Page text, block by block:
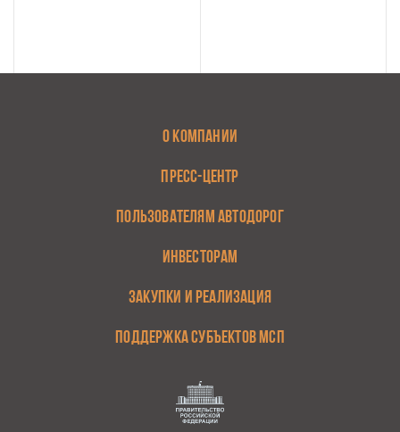
О КОМПАНИИ
ПРЕСС-ЦЕНТР
ПОЛЬЗОВАТЕЛЯМ АВТОДОРОГ
ИНВЕСТОРАМ
ЗАКУПКИ И РЕАЛИЗАЦИЯ
ПОДДЕРЖКА СУБЪЕКТОВ МСП